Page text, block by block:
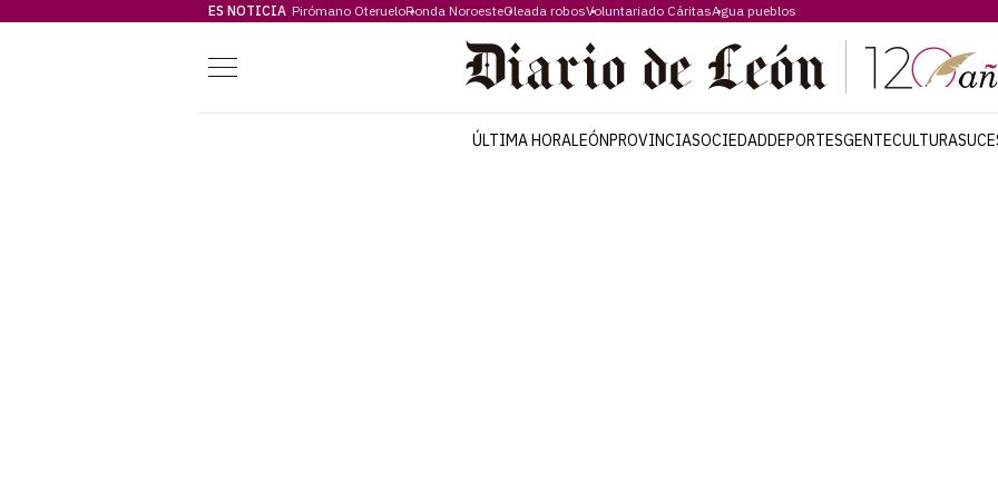
ES NOTICIA Pirómano OterueloRonda NoroesteOleada robosVoluntariado CáritasAgua pueblos
Menú
ÚLTIMA HORALEÓNPROVINCIASOCIEDADDEPORTESGENTECULTURA